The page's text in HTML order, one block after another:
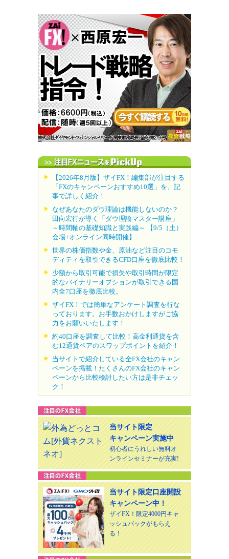
【2026年8月版】ザイFX！編集部が注目する
「FXのキャンペーンおすすめ10選」を、記
事で詳しく紹介！
なぜあなたのダウ理論は機能しないのか？
田向宏行が導く「ダウ理論マスター講座」
～時間軸の基礎知識と実践編～ 【9/5（土）
会場+オンライン同時開催】
世界の株価指数や金、原油など注目のコモ
ディティを取引できるCFD口座を徹底比較！
少額から取引可能で損失や取引時間が限定
的なバイナリーオプションが取引できる国
内全7口座を徹底比較。
ザイFX！では簡単なアンケート調査を行な
っております。お手数おかけしますがご協
力をお願いいたします！
約40口座を調査して比較！高金利通貨を含
む12通貨ペアのスワップポイントを紹介！
当サイトで紹介している全FX会社のキャン
ペーンを掲載！たくさんのFX会社のキャン
ペーンから比較検討したい方は是非チェッ
ク！
当サイト限定
キャンペーン実施中
初心者にうれしい無料オ
ンラインセミナーが充実!
当サイト限定口座開設
キャンペーン中！
ザイFX！限定4000円キャ
ッシュバックがもらえ
る！